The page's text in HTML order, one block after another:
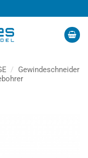
/
Gewindeschneider